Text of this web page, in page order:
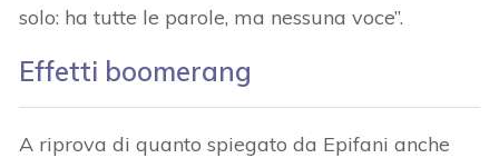
solo: ha tutte le parole, ma nessuna voce”.
Effetti boomerang
A riprova di quanto spiegato da Epifani anche